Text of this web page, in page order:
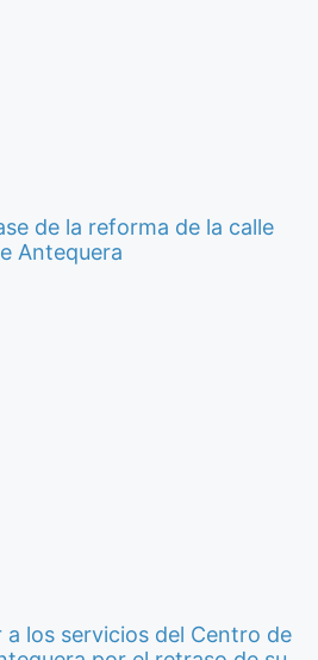
de la reforma de la calle
Antequera
los servicios del Centro de